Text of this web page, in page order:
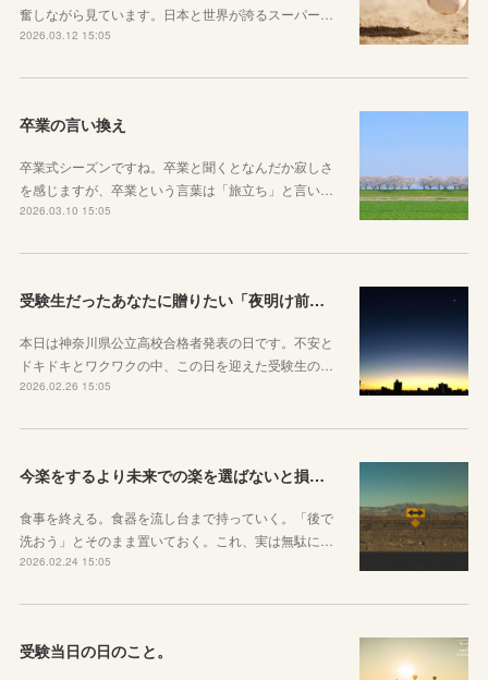
奮しながら見ています。日本と世界が誇るスーパー…
2026.03.12 15:05
卒業の言い換え
卒業式シーズンですね。卒業と聞くとなんだか寂しさ
を感じますが、卒業という言葉は「旅立ち」と言い…
2026.03.10 15:05
受験生だったあなたに贈りたい「夜明け前」のお話
本日は神奈川県公立高校合格者発表の日です。不安と
ドキドキとワクワクの中、この日を迎えた受験生の…
2026.02.26 15:05
今楽をするより未来での楽を選ばないと損をしてしまうかもしれない理由
食事を終える。食器を流し台まで持っていく。「後で
洗おう」とそのまま置いておく。これ、実は無駄に…
2026.02.24 15:05
受験当日の日のこと。